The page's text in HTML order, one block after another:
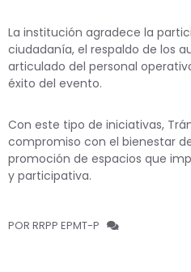
La institución agradece la
ciudadanía, el respaldo de los
articulado del personal
éxito del evento.
Con este tipo de iniciativas,
compromiso con el bienestar
promoción de espacios que
y participativa.
POR RRPP EPMT-P